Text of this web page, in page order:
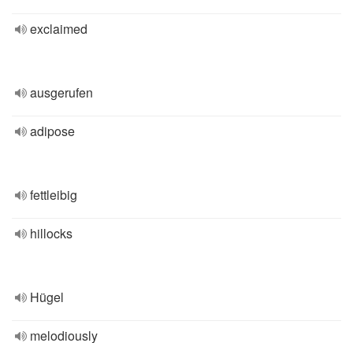
exclaimed
ausgerufen
adipose
fettleibig
hillocks
Hügel
melodiously